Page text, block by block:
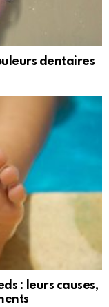
dentaires
: leurs causes,